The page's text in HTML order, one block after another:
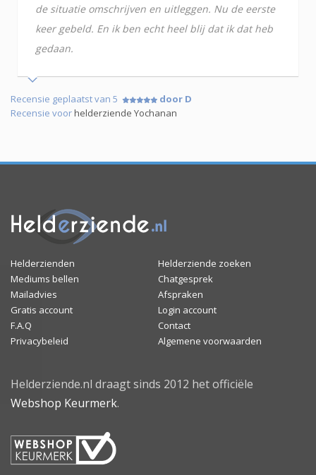
de situatie omschrijven en uitleggen. Nu de eerste
keer gebeld. En ik ben echt heel blij dat ik dat heb
gedaan.
Recensie geplaatst van 5
door D
Recensie voorhelderziende Yochanan
Helderzienden
Helderziende zoeken
Mediums bellen
Chatgesprek
Mailadvies
Afspraken
Gratis account
Login account
F.A.Q
Contact
Privacybeleid
Algemene voorwaarden
Helderziende.nl draagt sinds 2012 het officiële
Webshop Keurmerk.